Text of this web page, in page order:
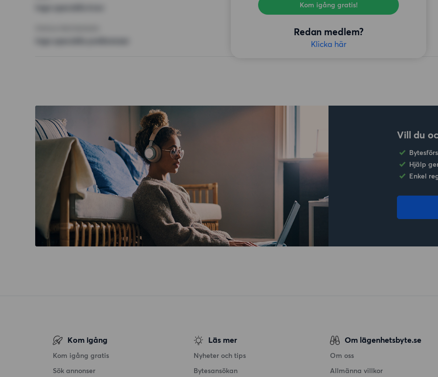
Kom igång gratis!
Redan medlem?
Klicka här
Vill du
Hjälp
Enkel
Kom igång
Kom igång gratis
Sök annonser
Läs mer
Nyheter och tips
Bytesansökan
Om lägenhetsbyte.se
Om oss
Allmänna villkor